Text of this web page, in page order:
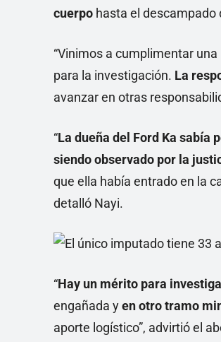
cuerpo hasta el
“Vinimos a cumplimentar
para la investigación. La
avanzar en otras
“La dueña del Ford Ka sabía
siendo observado por la
que ella había entrado en la
detalló Nayi.
“Hay un mérito para
engañada yen otro tramo
aporte logístico”, advirtió el